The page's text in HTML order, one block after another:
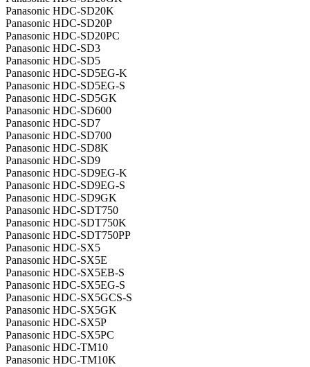
Panasonic HDC-SD20K
Panasonic HDC-SD20P
Panasonic HDC-SD20PC
Panasonic HDC-SD3
Panasonic HDC-SD5
Panasonic HDC-SD5EG-K
Panasonic HDC-SD5EG-S
Panasonic HDC-SD5GK
Panasonic HDC-SD600
Panasonic HDC-SD7
Panasonic HDC-SD700
Panasonic HDC-SD8K
Panasonic HDC-SD9
Panasonic HDC-SD9EG-K
Panasonic HDC-SD9EG-S
Panasonic HDC-SD9GK
Panasonic HDC-SDT750
Panasonic HDC-SDT750K
Panasonic HDC-SDT750PP
Panasonic HDC-SX5
Panasonic HDC-SX5E
Panasonic HDC-SX5EB-S
Panasonic HDC-SX5EG-S
Panasonic HDC-SX5GCS-S
Panasonic HDC-SX5GK
Panasonic HDC-SX5P
Panasonic HDC-SX5PC
Panasonic HDC-TM10
Panasonic HDC-TM10K